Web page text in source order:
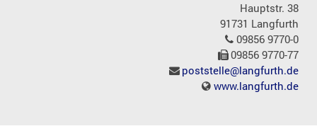
Hauptstr. 38
91731 Langfurth
09856 9770-0
09856 9770-77
poststelle@langfurth.de
www.langfurth.de